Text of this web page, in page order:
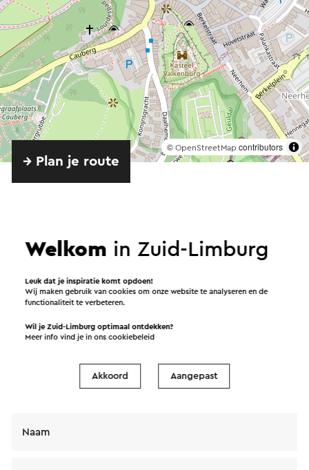
© OpenStreetMap contributors
→ Plan je route
Verstuur een e-mail
Verstuur een mail naar Menta Coffee-Cocktail-
Foodbar. Je bericht wordt na een klik op “Verstuur”
direct verstuurd. In onze privacy verklaring staat
persoonsgegevens omgaat.
Naam
Welkom in Zuid-Limburg
Leuk dat je inspiratie komt opdoen!
Wij maken gebruik van cookies om onze website te analyseren en de
functionaliteit te verbeteren.
Wil je Zuid-Limburg optimaal ontdekken?
Meer info vind je in onscookiebeleid
Akkoord Aangepast